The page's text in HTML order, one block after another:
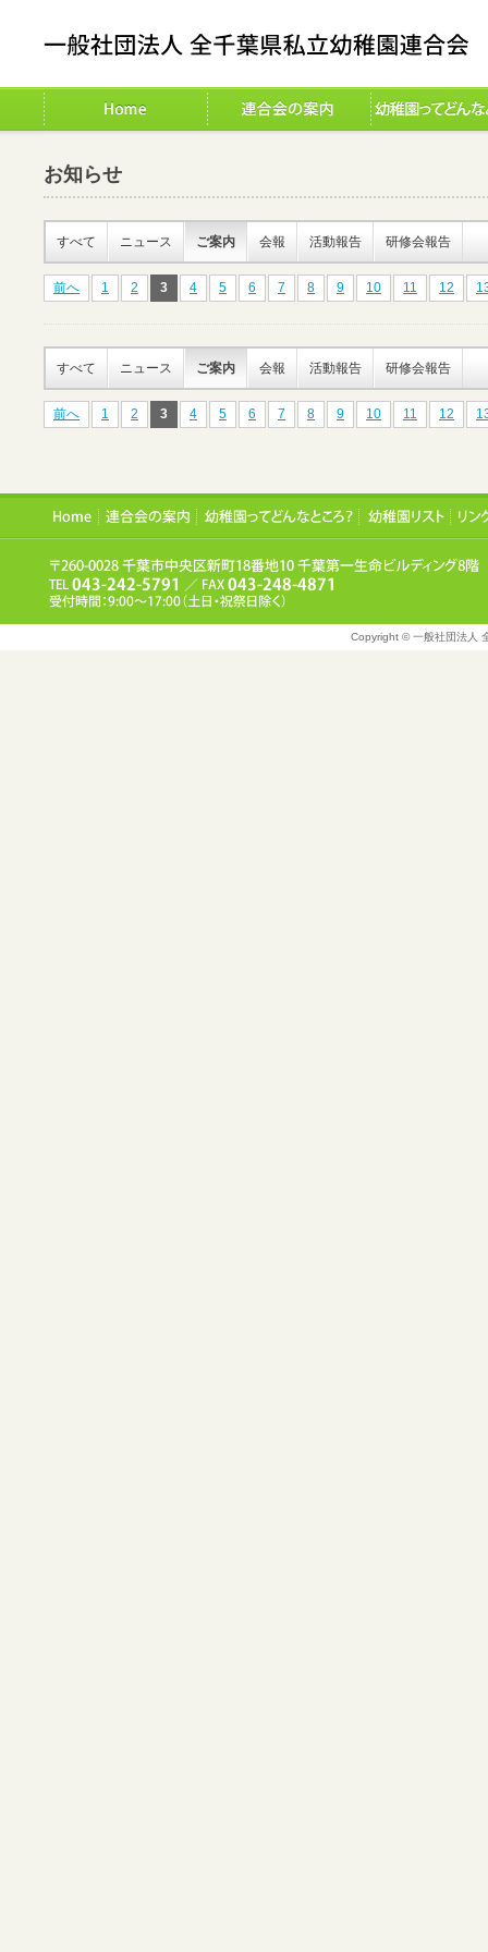
お知らせ
すべて ニュース ご案内 会報 活動報告 研修会報告
前へ 1 2 3 4 5 6 7 8 9 10 11 12
すべて ニュース ご案内 会報 活動報告 研修会報告
前へ 1 2 3 4 5 6 7 8 9 10 11 12
Copyright © 一般社団法人